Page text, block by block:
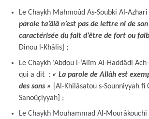
Le Chaykh Mahmoûd As-Soubki Al-
parole ta’âlâ n’est pas de lettre ni de
caractérisée du fait d’être de fort ou
Dînou l-Khâlis] ;
Le Chaykh ‘Abdou l-‘Alîm Al-Haddâdi
qui a dit : « La parole de Allâh est
des sons »
[Al-Khilâsatou s-Sounniyyah
Sanoûçiyyah] ;
Le Chaykh Mouhammad Al-